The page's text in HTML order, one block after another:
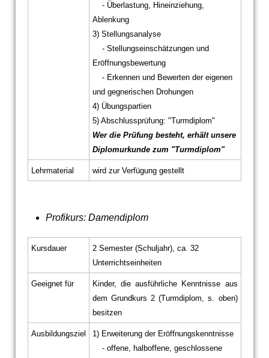
- Überlastung, Hineinziehung,
Ablenkung
3) Stellungsanalyse
- Stellungseinschätzungen und
Eröffnungsbewertung
- Erkennen und Bewerten der eigenen
und gegnerischen Drohungen
4) Übungspartien
5) Abschlussprüfung: "Turmdiplom"
Wer die Prüfung besteht, erhält unsere
Diplomurkunde zum "Turmdiplom"
Lehrmaterial wird zur Verfügung gestellt
Profikurs: Damendiplom
Kursdauer
2 Semester (Schuljahr), ca. 32
Unterrichtseinheiten
Geeignet für
Kinder, die ausführliche Kenntnisse aus
dem Grundkurs 2 (Turmdiplom, s. oben)
besitzen
Ausbildungsziel
1) Erweiterung der Eröffnungskenntnisse
- offene, halboffene, geschlossene